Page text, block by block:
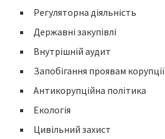
Регуляторна діяльність
Державні закупівлі
Внутрішній аудит
Запобігання проявам корупції
Антикорупційна політика
Екологія
Цивільний захист